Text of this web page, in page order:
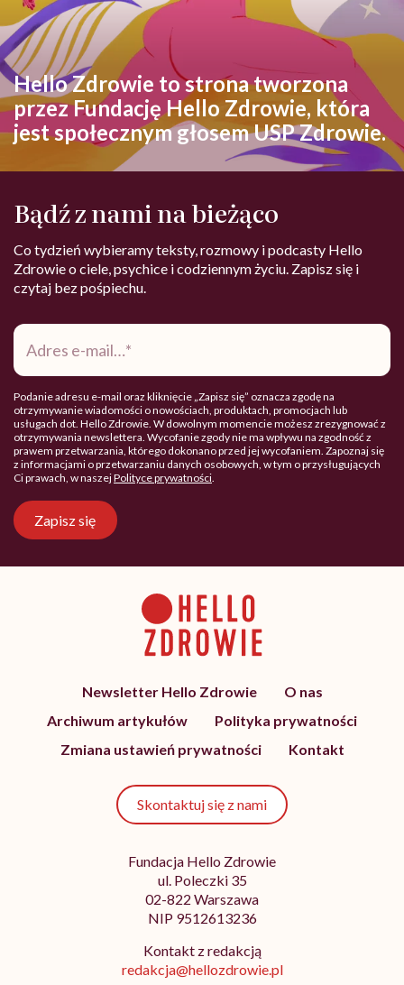
Hello Zdrowie to strona tworzona
przez Fundację Hello Zdrowie, która
jest społecznym głosem USP Zdrowie.
Bądź z nami na bieżąco
Co tydzień wybieramy teksty, rozmowy i podcasty Hello
Zdrowie o ciele, psychice i codziennym życiu. Zapisz się i
czytaj bez pośpiechu.
Adres
mail*
Podanie adresu e-mail oraz kliknięcie „Zapisz się” oznacza zgodę na
otrzymywanie wiadomości o nowościach, produktach, promocjach lub
usługach dot. Hello Zdrowie. W dowolnym momencie możesz zrezygnować z
otrzymywania newslettera. Wycofanie zgody nie ma wpływu na zgodność z
prawem przetwarzania, którego dokonano przed jej wycofaniem. Zapoznaj się
z informacjami o przetwarzaniu danych osobowych, w tym o przysługujących
Ci prawach, w naszejPolityce prywatności.
Zapisz się
Newsletter Hello Zdrowie
O nas
Archiwum artykułów
Polityka prywatności
Zmiana ustawień prywatności
Kontakt
Skontaktuj się z nami
Fundacja Hello Zdrowie
ul. Poleczki 35
02-822 Warszawa
NIP 9512613236
Kontakt z redakcją
redakcja@hellozdrowie.pl